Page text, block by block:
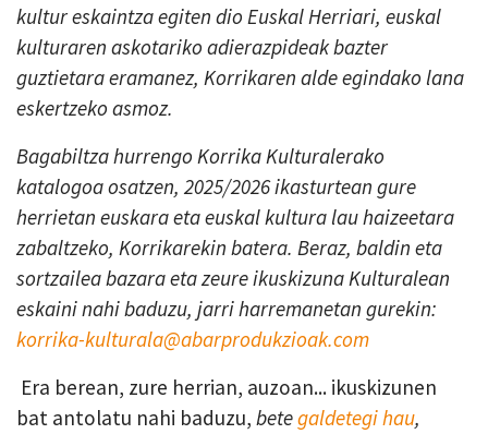
kultur eskaintza egiten dio Euskal Herriari, euskal
kulturaren askotariko adierazpideak bazter
guztietara eramanez, Korrikaren alde egindako lana
eskertzeko asmoz.
Bagabiltza hurrengo Korrika Kulturalerako
katalogoa osatzen, 2025/2026 ikasturtean gure
herrietan euskara eta euskal kultura lau haizeetara
zabaltzeko, Korrikarekin batera. Beraz, baldin eta
sortzailea bazara eta zeure ikuskizuna Kulturalean
eskaini nahi baduzu, jarri harremanetan gurekin:
korrika-kulturala@abarprodukzioak.com
Era berean, zure herrian, auzoan... ikuskizunen
bat antolatu nahi baduzu, betegaldetegi hau,